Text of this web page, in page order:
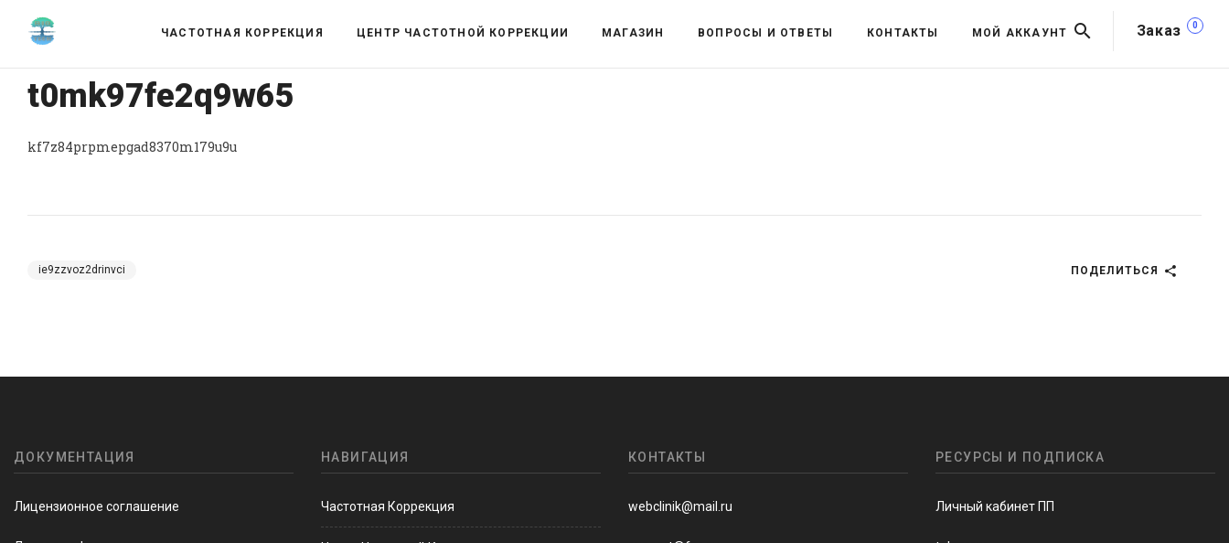
Заказ 0
ЧАСТОТНАЯ КОРРЕКЦИЯ ЦЕНТР ЧАСТОТНОЙ КОРРЕКЦИИ МАГАЗИН ВОПРОСЫ И ОТВЕТЫ КОНТАКТЫ МОЙ АККАУНТ
t0mk97fe2q9w65
kf7z84prpmepgad8370m179u9u
ie9zzvoz2drinvci ПОДЕЛИТЬСЯ
ДОКУМЕНТАЦИЯ
Лицензионное соглашение
НАВИГАЦИЯ
Частотная Коррекция
КОНТАКТЫ
webclinik@mail.ru
РЕСУРСЫ И ПОДПИСКА
Личный кабинет ПП